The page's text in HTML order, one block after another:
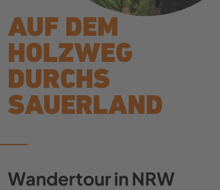
AUF DEM
HOLZWEG
DURCHS
SAUERLAND
Wandertour in NRW